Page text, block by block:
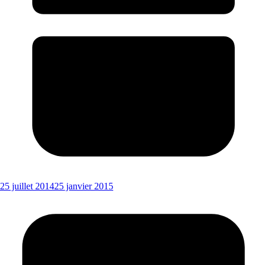
25 juillet 201425 janvier 2015